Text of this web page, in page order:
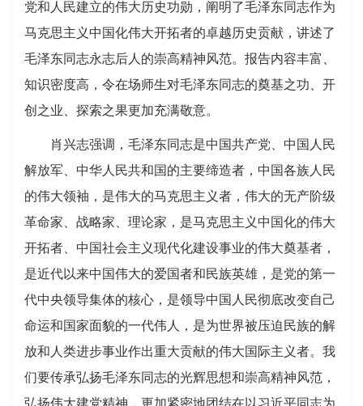
党和人民建立的伟大历史功勋，阐明了毛泽东同志作为
马克思主义中国化伟大开拓者的卓越历史贡献，讲述了
毛泽东同志永志后人的崇高精神风范。报告内容丰富、
知识密度高，令在场师生对毛泽东同志的奠基之功、开
创之业、探索之果更加充满敬意。
肖兴志强调，毛泽东同志是中国共产党、中国人民
解放军、中华人民共和国的主要缔造者，中国各族人民
的伟大领袖，是伟大的马克思主义者，伟大的无产阶级
革命家、战略家、理论家，是马克思主义中国化的伟大
开拓者、中国社会主义现代化建设事业的伟大奠基者，
是近代以来中国伟大的爱国者和民族英雄，是党的第一
代中央领导集体的核心，是领导中国人民彻底改变自己
命运和国家面貌的一代伟人，是为世界被压迫民族的解
放和人类进步事业作出重大贡献的伟大国际主义者。我
们要传承弘扬毛泽东同志的光辉思想和崇高精神风范，